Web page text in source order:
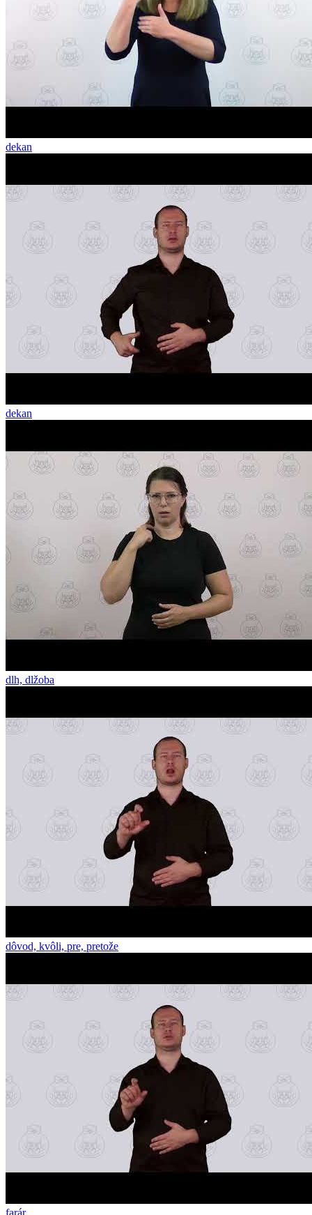
dekan
dekan
dlh, dlžoba
dôvod, kvôli, pre, pretože
farár